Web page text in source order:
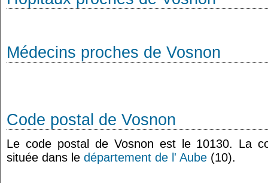
Médecins proches de Vosnon
Code postal de Vosnon
Le code postal de Vosnon est le 10130. La
située dans le département de l' Aube (10).